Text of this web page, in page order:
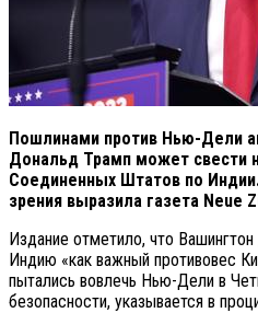
Пошлинами против Нью-Дели
Дональд Трамп может свести
Соединенных Штатов по
зрения выразила газета Neue
Издание отметило, что
Индию «как важный противовес
пытались вовлечь Нью-Дели в
безопасности, указывается в